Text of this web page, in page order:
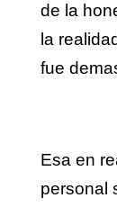
de la
la
fue
Esa en
personal